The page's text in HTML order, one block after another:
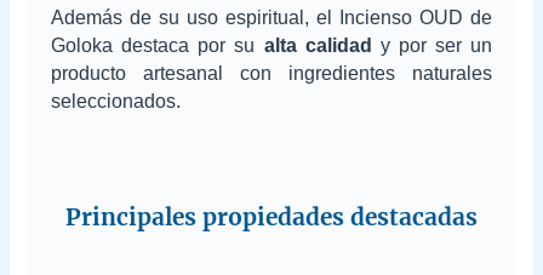
Además de su uso espiritual, el Incienso OUD de
Goloka destaca por su alta calidad y por ser un
producto artesanal con ingredientes naturales
seleccionados.
Principales propiedades destacadas